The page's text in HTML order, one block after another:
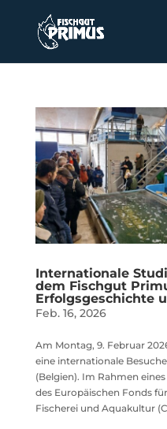
Internationale
dem Fischgut
Erfolgsgeschichte
Feb. 16, 2026
Am Montag, 9. Februar
eine internationale
(Belgien). Im Rahmen
des Europäischen Fonds
Fischerei und Aquakultur